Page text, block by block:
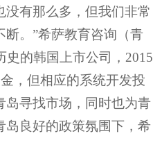
有那么多，但我们非常
。”希萨教育咨询（青
的韩国上市公司，2015
，但相应的系统开发投
岛寻找市场，同时也为青
岛良好的政策氛围下，希